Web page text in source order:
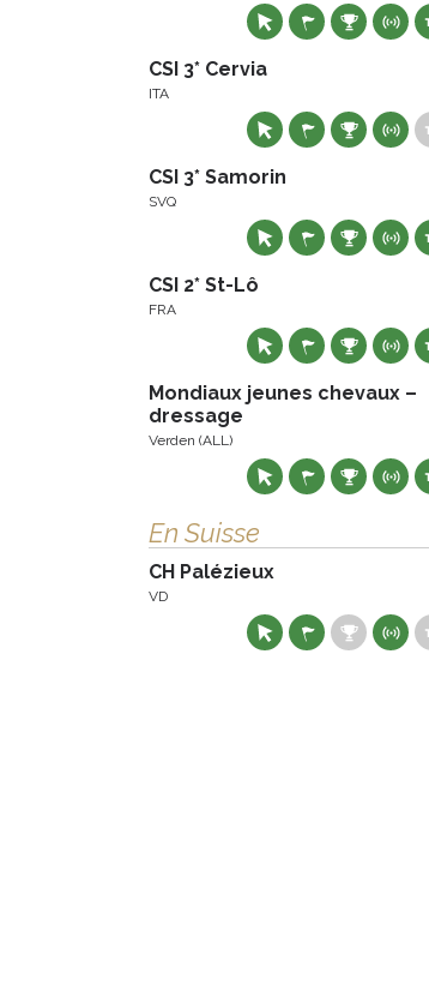
CSI 3* Cervia
ITA
CSI 3* Samorin
SVQ
CSI 2* St-Lô
FRA
Mondiaux jeunes chevaux –
dressage
Verden (ALL)
En Suisse
CH Palézieux
VD